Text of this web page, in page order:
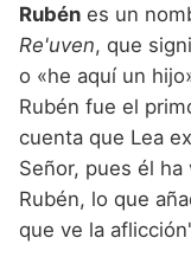
Nombres
Nombres
Nombres
Rubén es un
Re'uven, que
o «he aquí un
Rubén fue el
cuenta que Lea
Señor, pues él
Rubén, lo que
que ve la